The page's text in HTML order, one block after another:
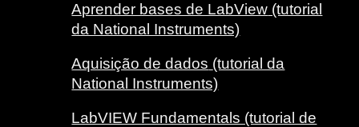
Aprender bases de LabView (tutorial
da National Instruments)
Aquisição de dados (tutorial da
National Instruments)
LabVIEW Fundamentals (tutorial de